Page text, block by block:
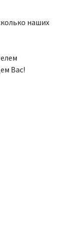
наших
Вас!